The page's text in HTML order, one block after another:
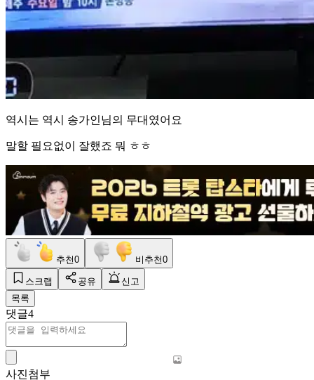
역시는 역시 송가인님의 무대였어요
말할 필요없이 잘했죠 뭐 ㅎㅎ
추천0 비추천0
스크랩 공유
신고
목록
댓글4
사진첨부